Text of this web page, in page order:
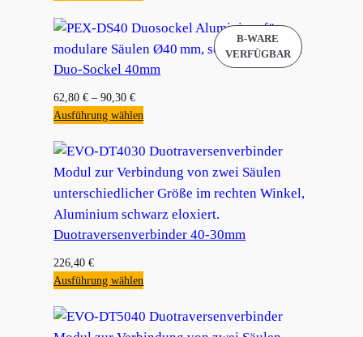
Duo-Sockel 40mm
62,80€ –90,30€
Ausführung wählen
Duotraversenverbinder 40-30mm
226,40€
Ausführung wählen